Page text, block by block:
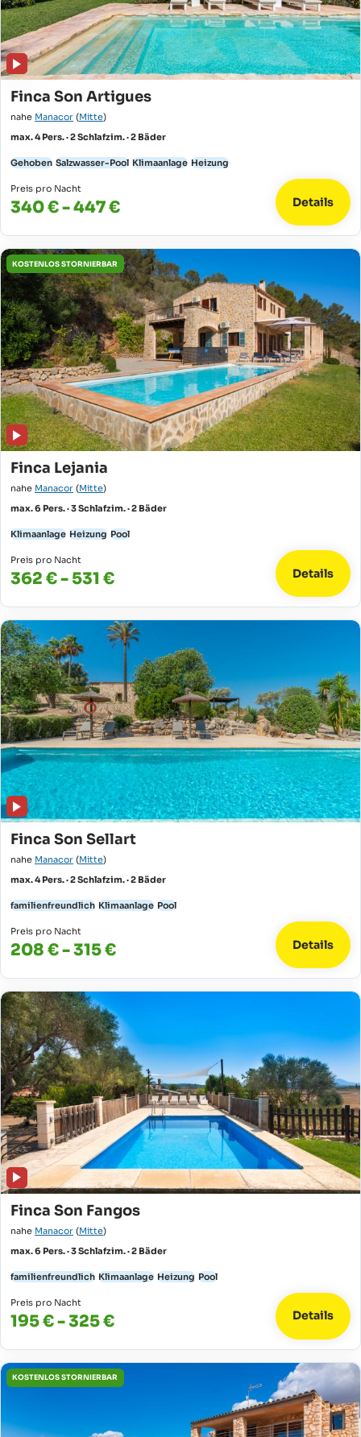
Finca Son Artigues
nahe Manacor (Mitte)
max. 4 Pers. · 2 Schlafzim. · 2 Bäder
Gehoben Salzwasser-Pool Klimaanlage Heizung
Preis pro Nacht
340 € - 447 € Details
KOSTENLOS STORNIERBAR
Finca Lejania
nahe Manacor (Mitte)
max. 6 Pers. · 3 Schlafzim. · 2 Bäder
Klimaanlage Heizung Pool
Preis pro Nacht
362 € - 531 € Details
Finca Son Sellart
nahe Manacor (Mitte)
max. 4 Pers. · 2 Schlafzim. · 2 Bäder
familienfreundlich Klimaanlage Pool
Preis pro Nacht
208 € - 315 € Details
Finca Son Fangos
nahe Manacor (Mitte)
max. 6 Pers. · 3 Schlafzim. · 2 Bäder
familienfreundlich Klimaanlage Heizung Pool
Preis pro Nacht
195 € - 325 € Details
KOSTENLOS STORNIERBAR